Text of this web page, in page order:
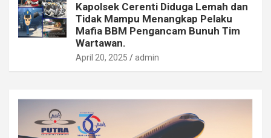
Kapolsek Cerenti Diduga Lemah dan
Tidak Mampu Menangkap Pelaku
Mafia BBM Pengancam Bunuh Tim
Wartawan.
April 20, 2025 admin